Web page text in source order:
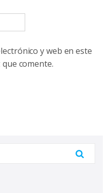
y web en este
comente.